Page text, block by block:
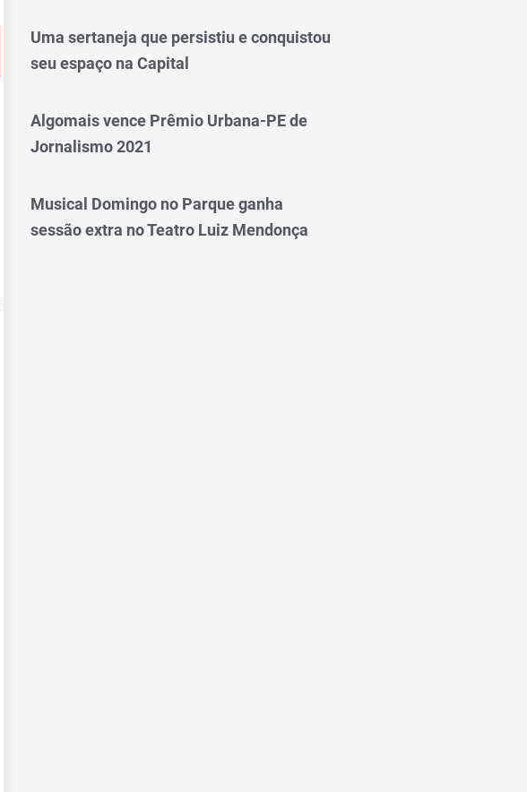
Uma sertaneja que persistiu e conquistou
seu espaço na Capital
Algomais vence Prêmio Urbana-PE de
Jornalismo 2021
Musical Domingo no Parque ganha
sessão extra no Teatro Luiz Mendonça